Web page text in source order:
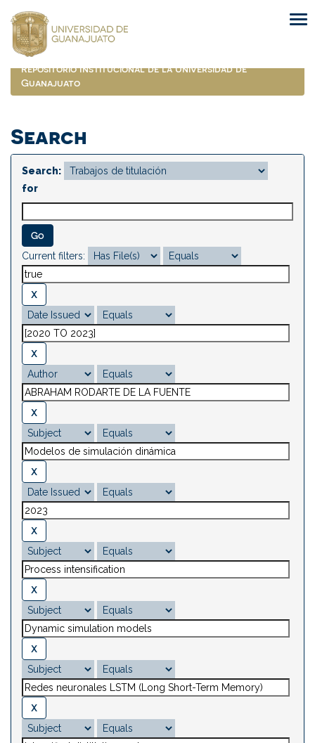
navigation
Repositorio Institucional de la Universidad de
Guanajuato
Search
Search:
for
Current filters: